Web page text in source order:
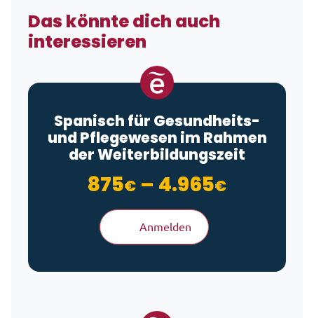
Das könnte dich auch
interessieren
Spanisch für Gesundheits-
und Pflegewesen im Rahmen
der Weiterbildungszeit
875€ – 4.965€
Anmelden